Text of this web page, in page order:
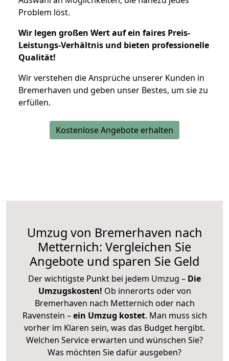
Problem löst.
Wir legen großen Wert auf ein faires Preis-
Leistungs-Verhältnis und bieten professionelle
Qualität!
Wir verstehen die Ansprüche unserer Kunden in
Bremerhaven und geben unser Bestes, um sie zu
erfüllen.
Kostenlose Angebote erhalten
Umzug von Bremerhaven nach
Metternich: Vergleichen Sie
Angebote und sparen Sie Geld
Der wichtigste Punkt bei jedem Umzug – Die
Umzugskosten! Ob innerorts oder von
Bremerhaven nach Metternich oder nach
Ravenstein –ein Umzug kostet. Man muss sich
vorher im Klaren sein, was das Budget hergibt.
Welchen Service erwarten und wünschen Sie?
Was möchten Sie dafür ausgeben?